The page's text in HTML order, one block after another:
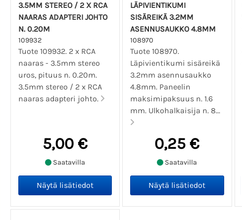
3.5MM STEREO / 2 X RCA
NAARAS ADAPTERI JOHTO
N. 0.20M
109932
Tuote 109932. 2 x RCA
naaras - 3.5mm stereo
uros, pituus n. 0.20m.
3.5mm stereo / 2 x RCA
naaras adapteri johto.
5,00 €
Saatavilla
LÄPIVIENTIKUMI
SISÄREIKÄ 3.2MM
ASENNUSAUKKO 4.8MM
108970
Tuote 108970.
Läpivientikumi sisäreikä
3.2mm asennusaukko
4.8mm. Paneelin
maksimipaksuus n. 1.6
mm. Ulkohalkaisija n. 8...
0,25 €
Saatavilla